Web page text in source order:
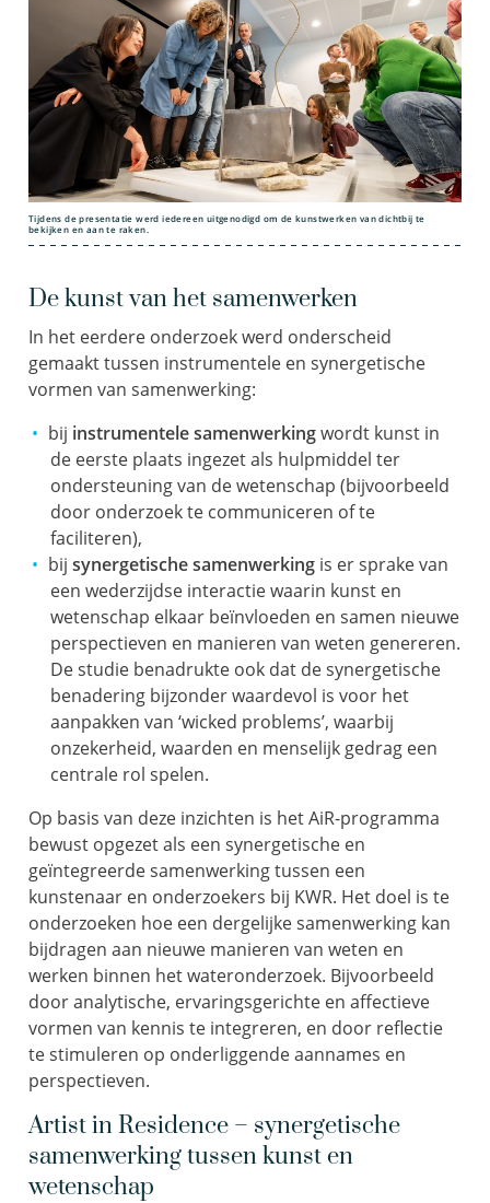
Tijdens de presentatie werd iedereen uitgenodigd om de kunstwerken van dichtbij te
bekijken en aan te raken.
De kunst van het samenwerken
In het eerdere onderzoek werd onderscheid
gemaakt tussen instrumentele en synergetische
vormen van samenwerking:
bij instrumentele samenwerkingwordt kunst in
de eerste plaats ingezet als hulpmiddel ter
ondersteuning van de wetenschap (bijvoorbeeld
door onderzoek te communiceren of te
faciliteren),
bij synergetische samenwerking is er sprake van
een wederzijdse interactie waarin kunst en
wetenschap elkaar beïnvloeden en samen nieuwe
perspectieven en manieren van weten genereren.
De studie benadrukte ook dat de synergetische
benadering bijzonder waardevol is voor het
aanpakken van ‘wicked problems’, waarbij
onzekerheid, waarden en menselijk gedrag een
centrale rol spelen.
Op basis van deze inzichten is het AiR-programma
bewust opgezet als een synergetische en
geïntegreerde samenwerking tussen een
kunstenaar en onderzoekers bij KWR. Het doel is te
onderzoeken hoe een dergelijke samenwerking kan
bijdragen aan nieuwe manieren van weten en
werken binnen het wateronderzoek. Bijvoorbeeld
door analytische, ervaringsgerichte en affectieve
vormen van kennis te integreren, en door reflectie
te stimuleren op onderliggende aannames en
perspectieven.
Artist in Residence – synergetische
samenwerking tussen kunst en
wetenschap